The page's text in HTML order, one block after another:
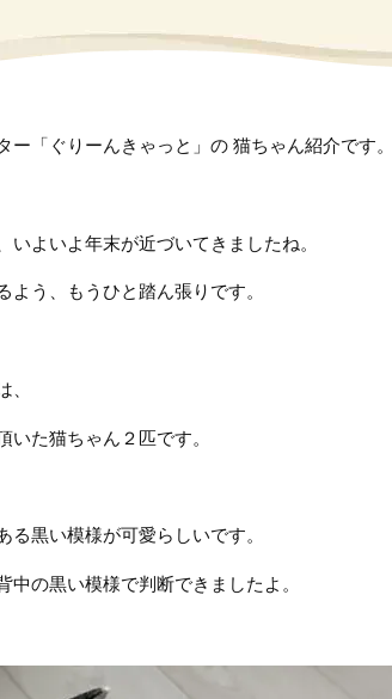
ー「ぐりーんきゃっと」の 猫ちゃん紹介です。
いよいよ年末が近づいてきましたね。
よう、もうひと踏ん張りです。
いた猫ちゃん２匹です。
る黒い模様が可愛らしいです。
中の黒い模様で判断できましたよ。